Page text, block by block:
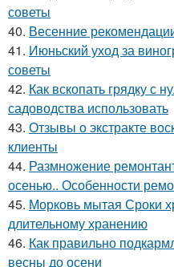
советы
40. Весенние
41. Июньский уход за
советы
42. Как вскопать грядку с
садоводства использовать
43. Отзывы о экстракте
клиенты
44. Размножение
осенью.. Особенности
45. Морковь мытая Сроки
длительному хранению
46. Как правильно
весны до осени